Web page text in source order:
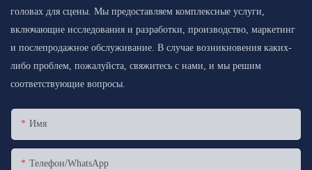
головах для сцены. Мы предоставляем комплексные услуги,
включающие исследования и разработки, производство, маркетинг
и послепродажное обслуживание. В случае возникновения каких-
либо проблем, пожалуйста, свяжитесь с нами, и мы решим
соответствующие вопросы.
Имя
Телефон/WhatsApp